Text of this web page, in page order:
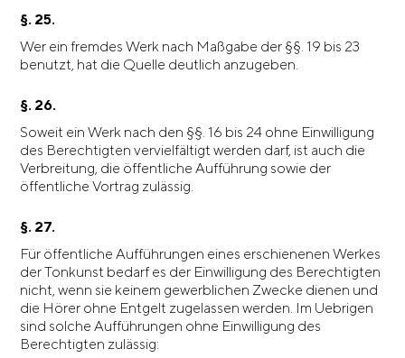
§. 25.
Wer ein fremdes Werk nach Maßgabe der §§. 19 bis 23
benutzt, hat die Quelle deutlich anzugeben.
§. 26.
Soweit ein Werk nach den §§. 16 bis 24 ohne Einwilligung
des Berechtigten vervielfältigt werden darf, ist auch die
Verbreitung, die öffentliche Aufführung sowie der
öffentliche Vortrag zulässig.
§. 27.
Für öffentliche Aufführungen eines erschienenen Werkes
der Tonkunst bedarf es der Einwilligung des Berechtigten
nicht, wenn sie keinem gewerblichen Zwecke dienen und
die Hörer ohne Entgelt zugelassen werden. Im Uebrigen
sind solche Aufführungen ohne Einwilligung des
Berechtigten zulässig: